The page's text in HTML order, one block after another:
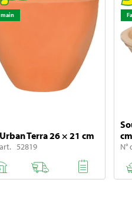
Terra 26 × 21 cm
52819
cm